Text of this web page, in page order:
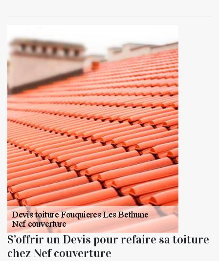
S’offrir un Devis pour refaire sa toiture
chez Nef couverture